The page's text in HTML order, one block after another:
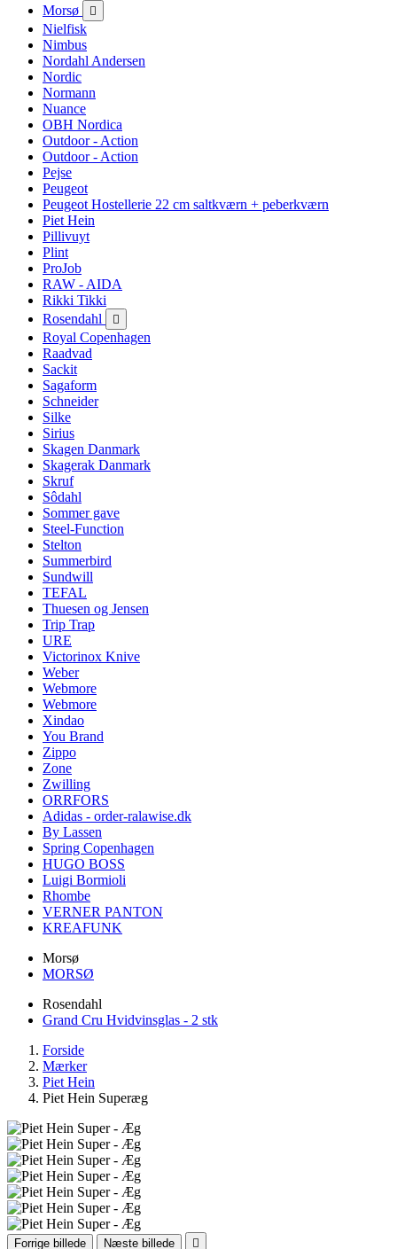
Morsø

Nielfisk
Nimbus
Nordahl Andersen
Nordic
Normann
Nuance
OBH Nordica
Outdoor - Action
Outdoor - Action
Pejse
Peugeot
Peugeot Hostellerie 22 cm saltkværn + peberkværn
Piet Hein
Pillivuyt
Plint
ProJob
RAW - AIDA
Rikki Tikki
Rosendahl

Royal Copenhagen
Raadvad
Sackit
Sagaform
Schneider
Silke
Sirius
Skagen Danmark
Skagerak Danmark
Skruf
Sôdahl
Sommer gave
Steel-Function
Stelton
Summerbird
Sundwill
TEFAL
Thuesen og Jensen
Trip Trap
URE
Victorinox Knive
Weber
Webmore
Webmore
Xindao
You Brand
Zippo
Zone
Zwilling
ORRFORS
Adidas - order-ralawise.dk
By Lassen
Spring Copenhagen
HUGO BOSS
Luigi Bormioli
Rhombe
VERNER PANTON
KREAFUNK
Morsø
MORSØ
Rosendahl
Grand Cru Hvidvinsglas - 2 stk
Forside
Mærker
Piet Hein
Piet Hein Superæg
Forrige billede Næste billede 